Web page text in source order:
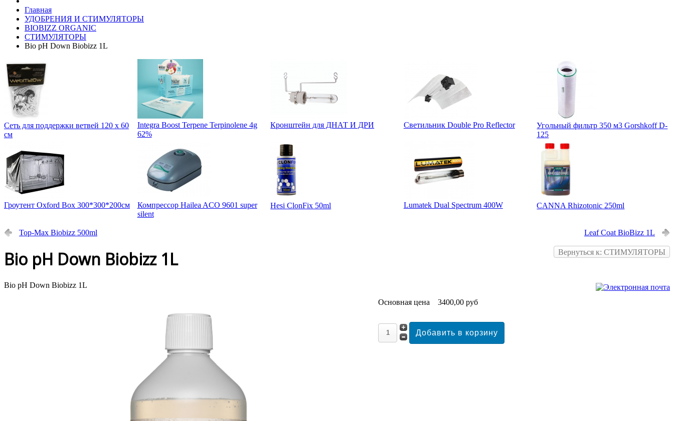
Главная
УДОБРЕНИЯ И СТИМУЛЯТОРЫ
BIOBIZZ ORGANIC
СТИМУЛЯТОРЫ
Bio pH Down Biobizz 1L
Сеть для поддержки ветвей 120 x 60
см
Integra Boost Terpene Terpinolene 4g
62%
Кронштейн для ДНАТ И ДРИ Светильник Double Pro Reflector
Угольный фильтр 350 м3 Gorshkoff D-
125
Гроутент Oxford Box 300*300*200см
Компрессор Hailea ACO 9601 super
silent
Hesi ClonFix 50ml Lumatek Dual Spectrum 400W CANNA Rhizotonic 250ml
Top-Max Biobizz 500ml Leaf Coat BioBizz 1L
Вернуться к: СТИМУЛЯТОРЫ
Bio pH Down Biobizz 1L
Bio pH Down Biobizz 1L
Основная цена
3400,00 руб